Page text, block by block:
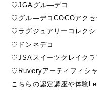
♡JGAグル―デコ
♡グル―デコCOCOアクセ
♡ラグジュアリーコレクシ
♡ドンネデコ
♡JSAスイーツクレイクラ
♡Ruveryアーティフィシ
こちらの認定講座や体験